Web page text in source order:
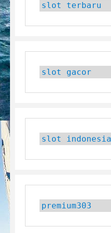
slot terbaru
slot gacor
slot indonesia
premium303